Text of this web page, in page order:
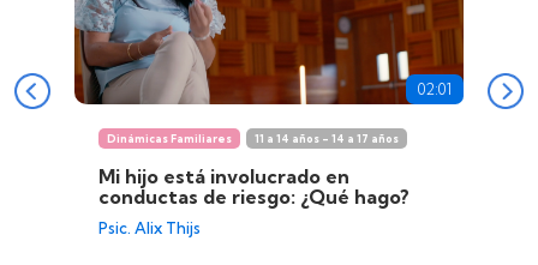
02:01
Dinámicas Familiares 11 a 14 años - 14 a 17 años
Mi hijo está involucrado en
conductas de riesgo: ¿Qué hago?
Psic. Alix Thijs